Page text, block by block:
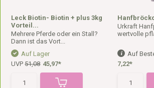
Leck Biotin- Biotin + plus 3kg
Vorteil...
Mehrere Pferde oder ein Stall?
Dann ist das Vort...
Auf Lager
UVP51,08 45,97*
Urkraft
wertvolle
Auf
7,22*